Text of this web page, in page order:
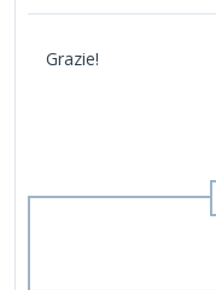
Grazie!